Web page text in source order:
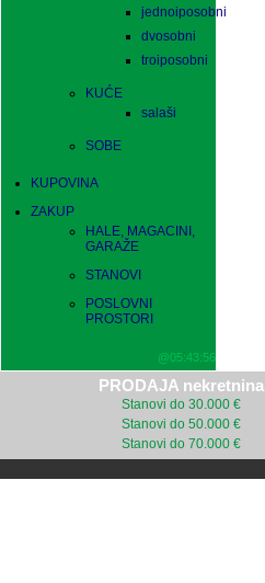
jednoiposobni
dvosobni
troiposobni
KUĆE
salaši
SOBE
KUPOVINA
ZAKUP
HALE, MAGACINI,
GARAŽE
STANOVI
POSLOVNI
PROSTORI
@05:43:56
PRODAJA nekretnina
Stanovi do 30.000 €
Stanovi do 50.000 €
Stanovi do 70.000 €